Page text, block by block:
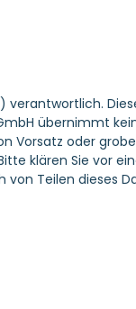
übernimmt
oder
klären Sie vor
Teilen dieses